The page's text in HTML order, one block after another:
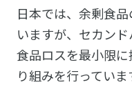
日本では、余剰食
いますが、セカン
食品ロスを最小限
り組みを行っていま